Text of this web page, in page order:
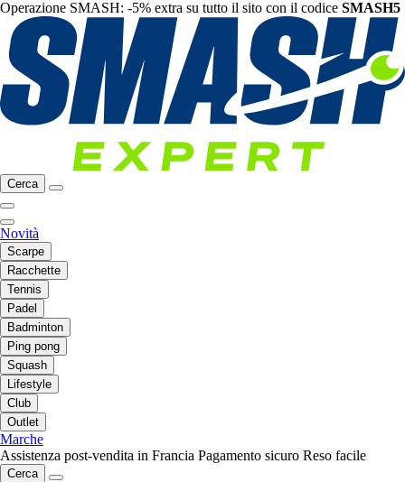
Operazione SMASH: -5% extra su tutto il sito con il codice SMASH5
Cerca
Novità
Scarpe
Racchette
Tennis
Padel
Badminton
Ping pong
Squash
Lifestyle
Club
Outlet
Marche
Assistenza post-vendita in Francia Pagamento sicuro Reso facile
Cerca